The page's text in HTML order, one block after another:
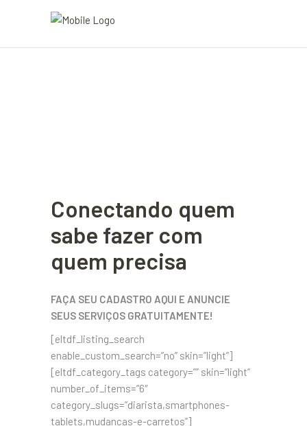
Conectando quem
sabe fazer com
quem precisa
FAÇA SEU CADASTRO AQUI E ANUNCIE
SEUS SERVIÇOS GRATUITAMENTE!
[eltdf_listing_search
enable_custom_search=”no” skin=”light”]
[eltdf_category_tags category=”” skin=”light”
number_of_items=”6″
category_slugs=”diarista,smartphones-
tablets,mudancas-e-carretos”]